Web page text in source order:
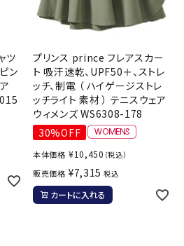
ツ
ン
プリンス prince フレアスカー
ト 吸汗速乾、UPF50＋、ストレ
ッチ、制電 （ ハイゲージストレ
ッチライト 素材 ） テニスウェア
ウィメンズ WS6308-178
30%OFF
本体価格 ¥10,450 （税込）
販売価格 ¥7,315 税込
カートに入れる